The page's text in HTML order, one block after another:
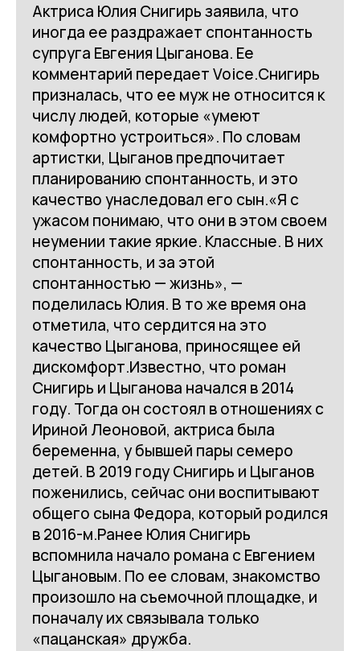
Актриса Юлия Снигирь заявила, что
иногда ее раздражает спонтанность
супруга Евгения Цыганова. Ее
комментарий передает Voice.Снигирь
призналась, что ее муж не относится к
числу людей, которые «умеют
комфортно устроиться». По словам
артистки, Цыганов предпочитает
планированию спонтанность, и это
качество унаследовал его сын.«Я с
ужасом понимаю, что они в этом своем
неумении такие яркие. Классные. В них
спонтанность, и за этой
спонтанностью — жизнь», —
поделилась Юлия. В то же время она
отметила, что сердится на это
качество Цыганова, приносящее ей
дискомфорт.Известно, что роман
Снигирь и Цыганова начался в 2014
году. Тогда он состоял в отношениях с
Ириной Леоновой, актриса была
беременна, у бывшей пары семеро
детей. В 2019 году Снигирь и Цыганов
поженились, сейчас они воспитывают
общего сына Федора, который родился
в 2016-м.Ранее Юлия Снигирь
вспомнила начало романа с Евгением
Цыгановым. По ее словам, знакомство
произошло на съемочной площадке, и
поначалу их связывала только
«пацанская» дружба.